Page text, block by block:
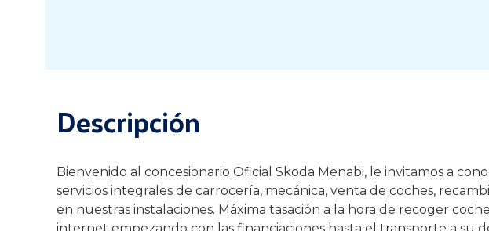
Descripción
Bienvenido al concesionario Oficial Skoda Menabi, le invitamos a
servicios integrales de carrocería, mecánica, venta de coches,
en nuestras instalaciones. Máxima tasación a la hora de recoger